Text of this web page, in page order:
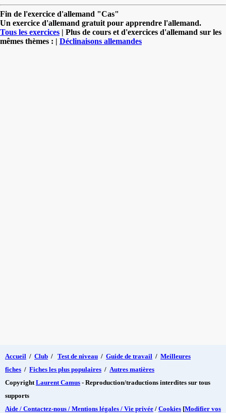
Fin de l'exercice d'allemand "Cas"
Un exercice d'allemand gratuit pour apprendre l'allemand.
Tous les exercices | Plus de cours et d'exercices d'allemand sur les
mêmes thèmes : | Déclinaisons allemandes
Accueil / Club / Test de niveau / Guide de travail / Meilleures
fiches / Fiches les plus populaires / Autres matières
Copyright Laurent Camus - Reproduction/traductions interdites sur tous
supports
Aide / Contactez-nous / Mentions légales / Vie privée / Cookies [Modifier vos